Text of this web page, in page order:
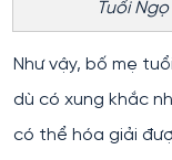
Tuổi
Như vậy, bố mẹ
dù có xung khắc
có thể hóa giải